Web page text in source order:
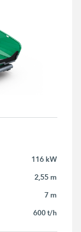
116 kW
2,55 m
7 m
600 t/h